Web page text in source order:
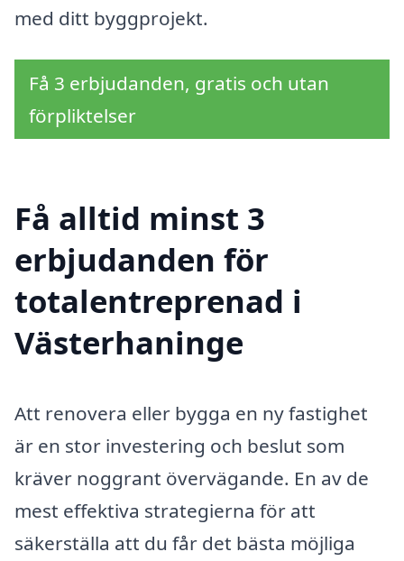
med ditt byggprojekt.
Få 3 erbjudanden, gratis och utan
förpliktelser
Få alltid minst 3
erbjudanden för
totalentreprenad i
Västerhaninge
Att renovera eller bygga en ny fastighet
är en stor investering och beslut som
kräver noggrant övervägande. En av de
mest effektiva strategierna för att
säkerställa att du får det bästa möjliga